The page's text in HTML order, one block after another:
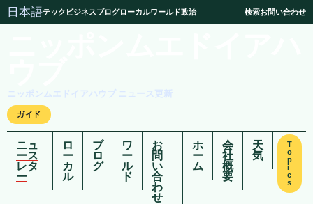
日本語テック ビジネスブログローカルワールド政治 検索お問い合わせ
ニッポンムエドイアハウブ ニュース更新
ガイド
ニュ
ース
レタ
ー
ロ
ー
カ
ル
ブ
ロ
グ
ワ
ー
ル
ド
お
問
い
合
わ
せ
ホ
ー
ム
会
社
概
要
天
気
T
o
p
i
c
s